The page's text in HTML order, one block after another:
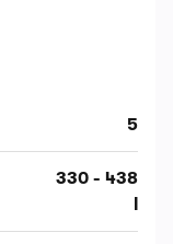
5
330 - 438